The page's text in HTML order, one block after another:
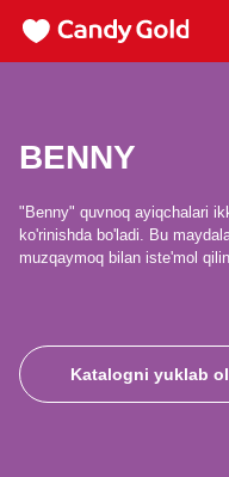
BENNY
"Benny" quvnoq ayiqchalari
ko'rinishda bo'ladi. Bu
muzqaymoq bilan iste'mol
Katalogni yuklab